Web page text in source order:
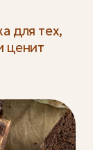
для тех,
ценит